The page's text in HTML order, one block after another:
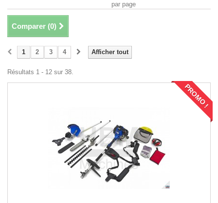
par page
Comparer (0)
Afficher tout
1 2 3 4
Résultats 1 - 12 sur 38.
PROMO !